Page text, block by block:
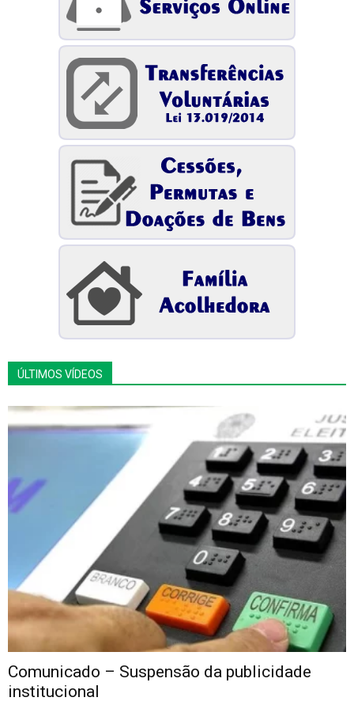
ÚLTIMOS VÍDEOS
Comunicado – Suspensão da publicidade
institucional